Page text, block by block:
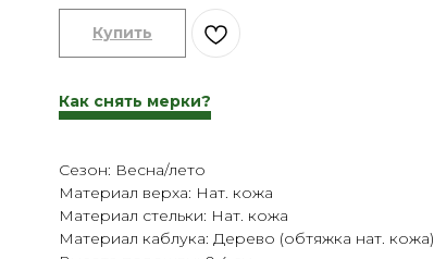
Купить
Как снять мерки?
Сезон: Весна/лето
Материал верха: Нат. кожа
Материал стельки: Нат. кожа
Материал каблука: Дерево (обтяжка нат. кожа)